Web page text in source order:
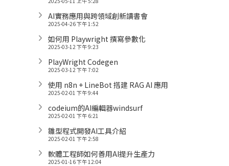
AI實務應用與跨領域創新讀書會
2025-04-26 下午 1:52
如何用 Playwright 撰寫參數化
2025-03-12 下午 9:23
PlayWright Codegen
2025-03-12 下午 7:02
使用 n8n + LineBot 搭建 RAG AI 應用
2025-02-01 下午 9:44
codeium的AI編輯器windsurf
2025-02-01 下午 6:21
雛型程式開發AI工具介紹
2025-02-01 下午 2:58
軟體工程師如何善用AI提升生產力
2025-01-16 下午 12:04